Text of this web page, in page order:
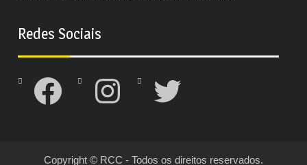
Redes Sociais
Facebook Instagram Twitter
Copyright © RCC - Todos os direitos reservados.